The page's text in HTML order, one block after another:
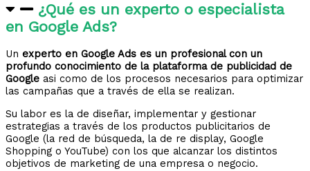
¿Qué es un experto o especialista
en Google Ads?
Un experto en Google Ads es un profesional con un
profundo conocimiento de la plataforma de publicidad de
Google asi como de los procesos necesarios para optimizar
las campañas que a través de ella se realizan.
Su labor es la de diseñar, implementar y gestionar
estrategias a través de los productos publicitarios de
Google (la red de búsqueda, la de re display, Google
Shopping o YouTube) con los que alcanzar los distintos
objetivos de marketing de una empresa o negocio.